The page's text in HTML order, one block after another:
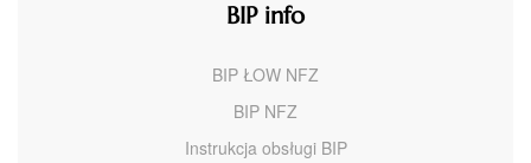
BIP info
BIP ŁOW NFZ
BIP NFZ
Instrukcja obsługi BIP